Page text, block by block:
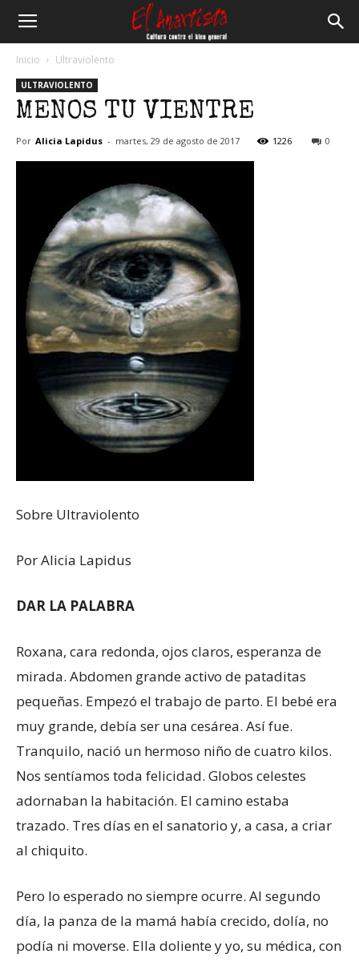
Anartista
Inicio Ultraviolento
ULTRAVIOLENTO
MENOS TU VIENTRE
Por Alicia Lapidus - martes, 29 de agosto de 2017 1226 0
Sobre Ultraviolento
Por Alicia Lapidus
DAR LA PALABRA
Roxana, cara redonda, ojos claros, esperanza de
mirada. Abdomen grande activo de pataditas
pequeñas. Empezó el trabajo de parto. El bebé era
muy grande, debía ser una cesárea. Así fue.
Tranquilo, nació un hermoso niño de cuatro kilos.
Nos sentíamos toda felicidad. Globos celestes
adornaban la habitación. El camino estaba
trazado. Tres días en el sanatorio y, a casa, a criar
al chiquito.
Pero lo esperado no siempre ocurre. Al segundo
día, la panza de la mamá había crecido, dolía, no
podía ni moverse. Ella doliente y yo, su médica, con